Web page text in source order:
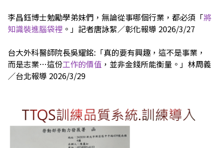
李昌鈺博士勉勵學弟妹們，無論從事哪個行業，都必須「將
知識裝進腦袋裡 。」記者唐詠絮／彰化報導 2026/3/27
台大外科醫師院長吳耀銘:「真的要有興趣，這不是事業，
而是志業…這份工作的價值 ，並非金錢所能衡量。」林周義
／台北報導 2026/3/29